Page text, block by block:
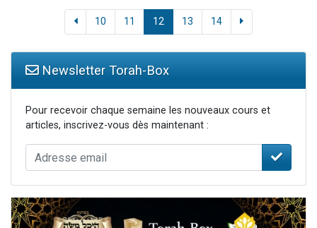
10 11 12 13 14
Newsletter Torah-Box
Pour recevoir chaque semaine les nouveaux cours et
articles, inscrivez-vous dès maintenant :